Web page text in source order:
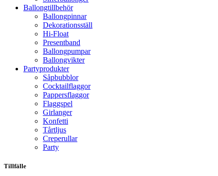
Ballong­tillbehör
Ballongpinnar
Dekorationsställ
Hi-Float
Presentband
Ballongpumpar
Ballong­vikter
Party­­produkter
Såpbubblor
Cocktail­flaggor
Pappers­flaggor
Flaggspel
Girlanger
Konfetti
Tårtljus
Creperullar
Party
Tillfälle